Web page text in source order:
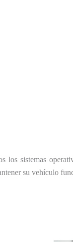
los sistemas
su vehículo